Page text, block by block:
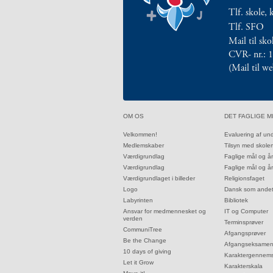
Bombningen
Tlf. skole,
Tlf. SFO
Mail til
CVR- nr.:
(Mail til
32.0:
OM OS
32.1:
Velkommen!
32.2:
Medlemskaber
32.3:
Værdigrundlag
32.4:
Værdigrundlag
32.5:
Værdigrundlaget i billeder
32.6:
Logo
32.7:
Labyrinten
32.8:
Ansvar for medmennesket og
verden
32.9:
CommuniTree
32.10:
Be the Change
32.11:
10 days of giving
32.12:
Let it Grow
33.0:
DET FAGLIGE
33.1:
Evaluering af
33.2:
Tilsyn med skolen
33.3:
Faglige mål og
33.4:
Faglige mål og
33.5:
Religionsfaget
33.6:
Dansk som
33.7:
Bibliotek
33.8:
IT og Computer
33.9:
Terminsprøver
33.10:
Afgangsprøver
33.11:
Afgangseksamen
33.12:
33.13:
Karakterskala